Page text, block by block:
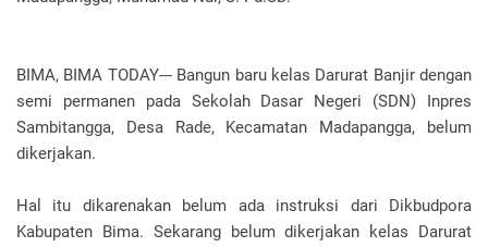
BIMA, BIMA TODAY--- Bangun baru kelas Darurat Banjir dengan
semi permanen pada Sekolah Dasar Negeri (SDN) Inpres
Sambitangga, Desa Rade, Kecamatan Madapangga, belum
dikerjakan.
Hal itu dikarenakan belum ada instruksi dari Dikbudpora
Kabupaten Bima. Sekarang belum dikerjakan kelas Darurat